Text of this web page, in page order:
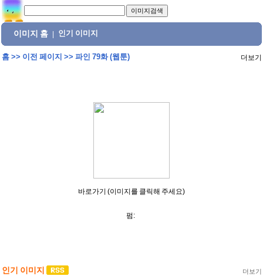
이미지 홈 인기 이미지
홈>> 이전 페이지 >> 파인 79화 (웹툰) 더보기
바로가기 (이미지를 클릭해 주세요)
펌:
인기 이미지 더보기